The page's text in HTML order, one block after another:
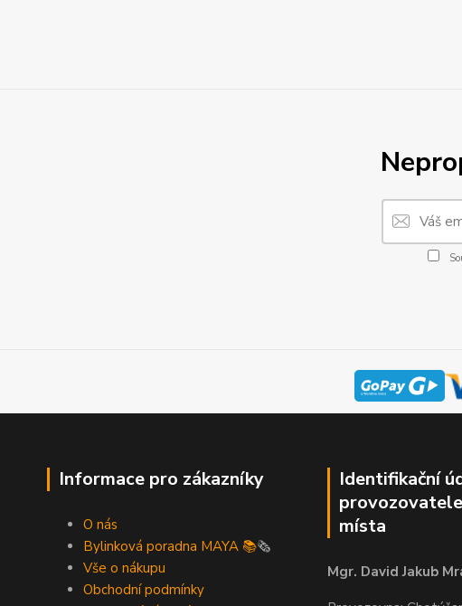
Informace pro zákazníky
O nás
Bylinková poradna MAYA 📚🗞️
Vše o nákupu
Obchodní podmínky
Identifikační
místa
Mgr. David Jakub